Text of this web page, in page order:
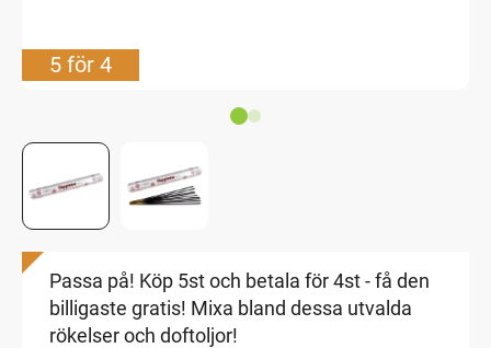
5 för 4
Passa på! Köp 5st och betala för 4st - få den
billigaste gratis! Mixa bland dessa utvalda
rökelser och doftoljor!